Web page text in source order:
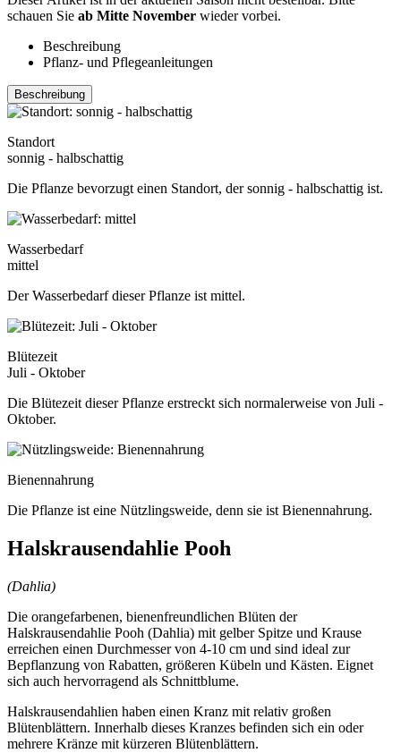
schauen Sie ab Mitte November wieder vorbei.
Beschreibung
Pflanz- und Pflegeanleitungen
Beschreibung
Standort
sonnig - halbschattig
Die Pflanze bevorzugt einen Standort, der sonnig - halbschattig ist.
Wasserbedarf
mittel
Der Wasserbedarf dieser Pflanze ist mittel.
Blütezeit
Juli - Oktober
Die Blütezeit dieser Pflanze erstreckt sich normalerweise von Juli -
Oktober.
Bienennahrung
Die Pflanze ist eine Nützlingsweide, denn sie ist Bienennahrung.
Halskrausendahlie Pooh
(Dahlia)
Die orangefarbenen, bienenfreundlichen Blüten der
Halskrausendahlie Pooh (Dahlia) mit gelber Spitze und Krause
erreichen einen Durchmesser von 4-10 cm und sind ideal zur
Bepflanzung von Rabatten, größeren Kübeln und Kästen. Eignet
sich auch hervorragend als Schnittblume.
Halskrausendahlien haben einen Kranz mit relativ großen
Blütenblättern. Innerhalb dieses Kranzes befinden sich ein oder
mehrere Kränze mit kürzeren Blütenblättern.